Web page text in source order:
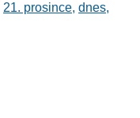
21. prosince, dnes,